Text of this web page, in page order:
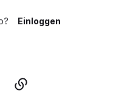
Einloggen